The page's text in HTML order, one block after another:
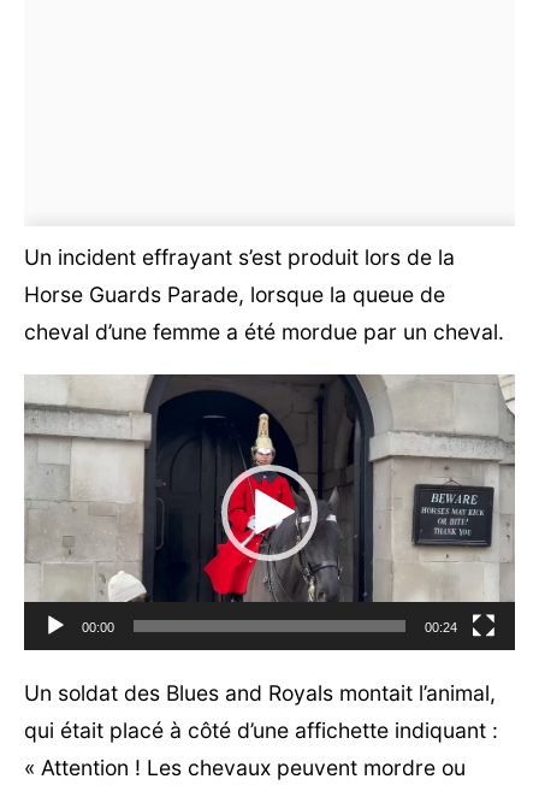
Un incident effrayant s’est produit lors de la
Horse Guards Parade, lorsque la queue de
cheval d’une femme a été mordue par un cheval.
vidéo
00:00 00:24
Un soldat des Blues and Royals montait l’animal,
qui était placé à côté d’une affichette indiquant :
« Attention ! Les chevaux peuvent mordre ou